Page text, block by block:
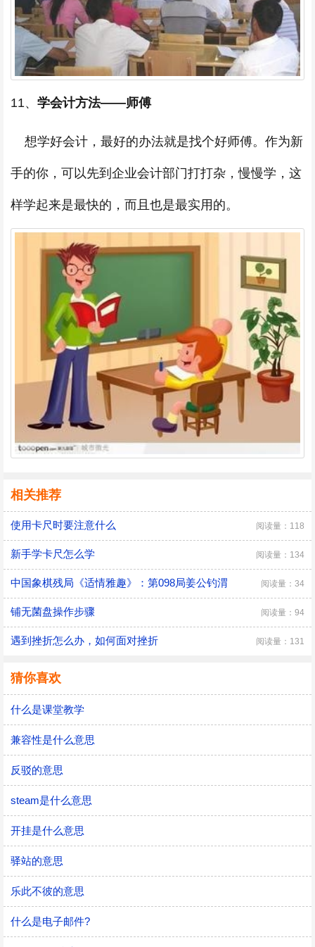
11、 学会计方法——师傅
想学好会计，最好的办法就是找个好师傅。作为新
手的你，可以先到企业会计部门打打杂，慢慢学，这
样学起来是最快的，而且也是最实用的。
相关推荐
使用卡尺时要注意什么 阅读量：118
新手学卡尺怎么学 阅读量：134
中国象棋残局《适情雅趣》：第098局姜公钓渭 阅读量：34
铺无菌盘操作步骤 阅读量：94
遇到挫折怎么办，如何面对挫折 阅读量：131
猜你喜欢
什么是课堂教学
兼容性是什么意思
反驳的意思
steam是什么意思
开挂是什么意思
驿站的意思
乐此不彼的意思
什么是电子邮件?